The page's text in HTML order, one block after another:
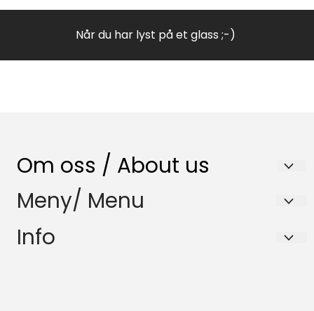
Når du har lyst på et glass ;-)
Om oss / About us
Nenset Glassverksted AS
Trommedalsvegen 223
3735 Skien
Meny/ Menu
Salgsbetingelser
Info